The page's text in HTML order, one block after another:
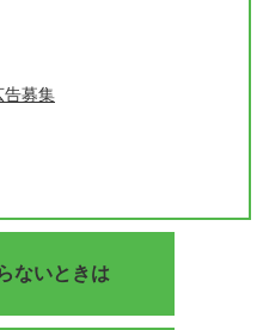
告募集
ないときは